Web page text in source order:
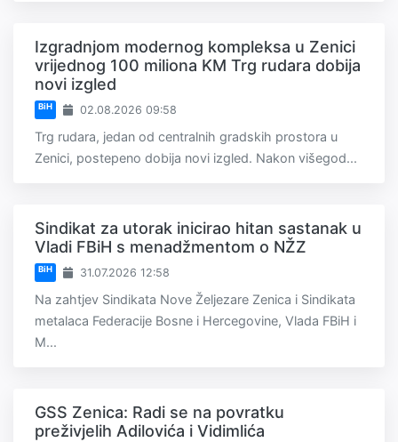
Izgradnjom modernog kompleksa u Zenici
vrijednog 100 miliona KM Trg rudara dobija
novi izgled
BiH 02.08.2026 09:58
Trg rudara, jedan od centralnih gradskih prostora u
Zenici, postepeno dobija novi izgled. Nakon višegod...
Sindikat za utorak inicirao hitan sastanak u
Vladi FBiH s menadžmentom o NŽZ
BiH 31.07.2026 12:58
Na zahtjev Sindikata Nove Željezare Zenica i Sindikata
metalaca Federacije Bosne i Hercegovine, Vlada FBiH i
M...
GSS Zenica: Radi se na povratku
preživjelih Adilovića i Vidimlića